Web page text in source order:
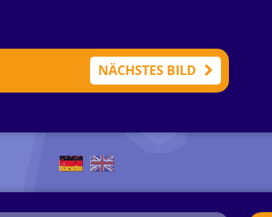
NÄCHSTES BILD